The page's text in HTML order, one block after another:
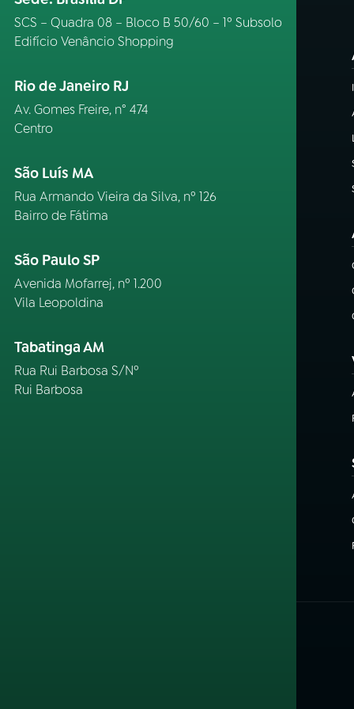
SCS – Quadra 08 – Bloco B 50/60 – 1º Subsolo
Edifício Venâncio Shopping
Rio de Janeiro RJ
Av. Gomes Freire, n° 474
Centro
São Luís MA
Rua Armando Vieira da Silva, nº 126
Bairro de Fátima
São Paulo SP
Avenida Mofarrej, nº 1.200
Vila Leopoldina
Tabatinga AM
Rua Rui Barbosa S/Nº
Rui Barbosa